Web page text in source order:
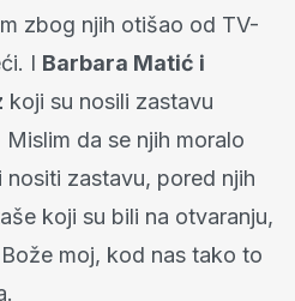
zbog njih otišao od TV-
I Barbara Matić i
koji su nosili zastavu
da se njih moralo
nositi zastavu, pored njih
koji su bili na otvaranju,
moj, kod nas tako to